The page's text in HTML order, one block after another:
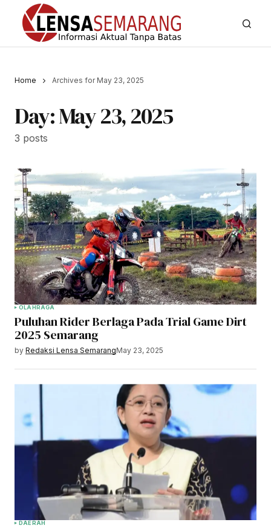
Home Archives for May 23, 2025
Day:May 23, 2025
3 posts
OLAHRAGA
Puluhan Rider Berlaga Pada Trial Game Dirt
2025 Semarang
by Redaksi Lensa SemarangMay 23, 2025
DAERAH